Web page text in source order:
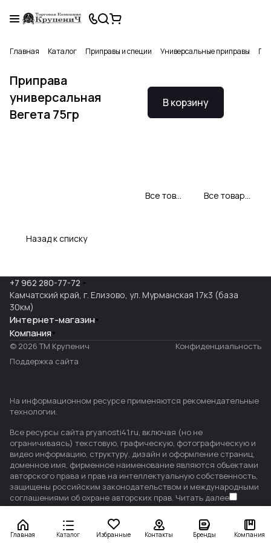
Главная Каталог Приправы и специи Универсальные приправы
Приправа
универсальная
Вегета 75гр
В корзину
Все товары Vegeta Все товары категории
Назад к списку
Главная Каталог Избранные Контакты Бренды Компания
+7 962 280-77-72
Камчатский край, г. Елизово, ул. Мурманская 17к3 (база
30км)
Интернет-магазин
Компания
© 2026 ТМ Крупенич
Конфиденциальность
Поддержка сайта
На информационном ресурсе применяются рекомендательные
технологии.
Все ресурсы сайта pryanosti41.ru, включая (но не
ограничиваясь) текстовую, графическую, фотографическую и
видео информацию, структуру, дизайн и оформление страниц,
доменное имя, фирменное наименование являются объектами
авторского права и прав на интеллектуальную собственность,
защищены российским законодательством и международными
соглашениями об охране авторских прав. Читать далее